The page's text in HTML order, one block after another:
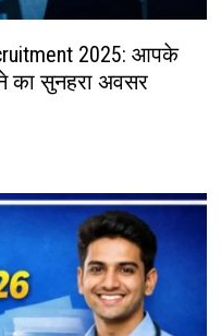
2025: आपके
का सुनहरा अवसर